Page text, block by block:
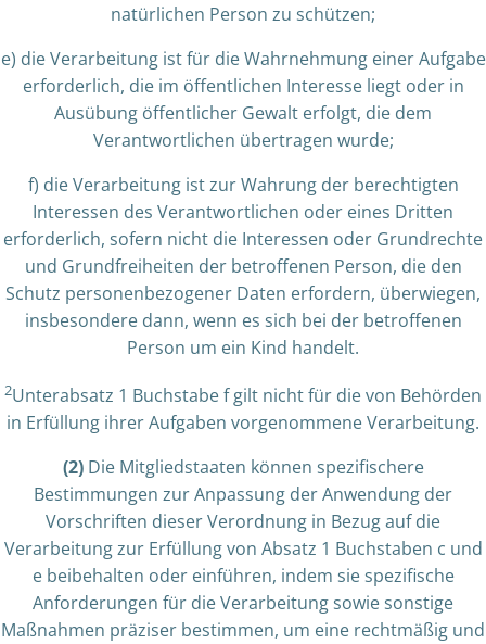
natürlichen Person zu schützen;
e) die Verarbeitung ist für die Wahrnehmung einer Aufgabe
erforderlich, die im öffentlichen Interesse liegt oder in
Ausübung öffentlicher Gewalt erfolgt, die dem
Verantwortlichen übertragen wurde;
f) die Verarbeitung ist zur Wahrung der berechtigten
Interessen des Verantwortlichen oder eines Dritten
erforderlich, sofern nicht die Interessen oder Grundrechte
und Grundfreiheiten der betroffenen Person, die den
Schutz personenbezogener Daten erfordern, überwiegen,
insbesondere dann, wenn es sich bei der betroffenen
Person um ein Kind handelt.
2Unterabsatz 1 Buchstabe f gilt nicht für die von Behörden
in Erfüllung ihrer Aufgaben vorgenommene Verarbeitung.
(2)Die Mitgliedstaaten können spezifischere
Bestimmungen zur Anpassung der Anwendung der
Vorschriften dieser Verordnung in Bezug auf die
Verarbeitung zur Erfüllung von Absatz 1 Buchstaben c und
e beibehalten oder einführen, indem sie spezifische
Anforderungen für die Verarbeitung sowie sonstige
Maßnahmen präziser bestimmen, um eine rechtmäßig und